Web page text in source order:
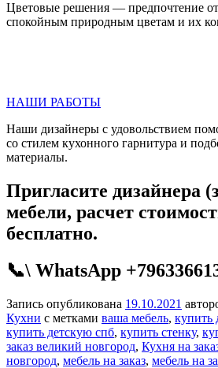
Цветовые решения — предпочтение
спокойным природным цветам и их
НАШИ РАБОТЫ
Наши дизайнеры с удовольствием
со стилем кухонного гарнитура и
материалы.
Пригласите дизайнера
мебели, расчет
бесплатно.
📞\ WhatsApp
Запись опубликована 19.10.2021
Кухни с метками ваша мебель, купить
купить детскую спб, купить стенку,
заказ великий новгород, Кухня на
новгород, мебель на заказ, мебель на